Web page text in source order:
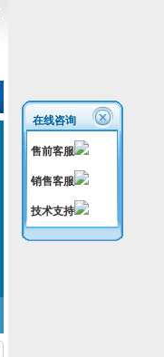
在线咨询
售前客服
销售客服
技术支持